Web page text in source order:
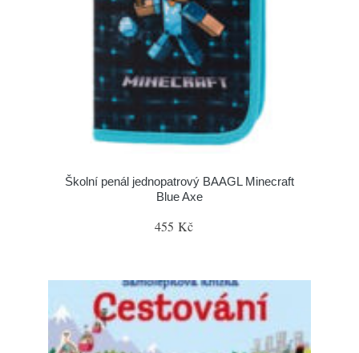
Školní penál jednopatrový BAAGL Minecraft
Blue Axe
455 Kč